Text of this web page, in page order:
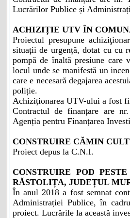
Lucrărilor Publice și
ACHIZIȚIE UTV ÎN
Proiectul presupune
situații de urgență, dotat cu cu
pompă de înaltă presiune care
locul unde se manifestă un
care e necesară degajarea
poliție.
Achiziționarea UTV-ului a fost
Contractul de finanțare are
Agenția pentru Finanțarea
CONSTRUIRE CĂMIN
Proiect depus la C.N.I.
CONSTRUIRE POD
RĂSTOLIȚA, JUDEȚUL
În anul 2018 a fost semnat
Administrației Publice, în
proiect. Lucrările la această